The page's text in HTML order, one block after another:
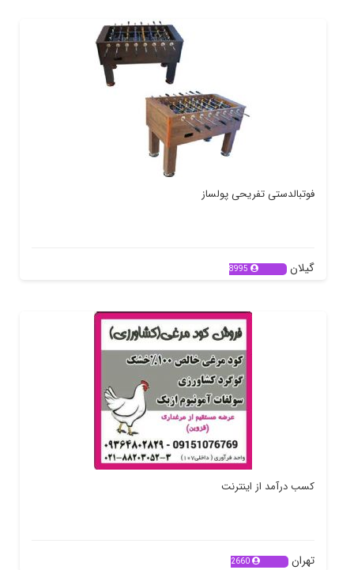
فوتبالدستی تفریحی پولساز
گیلان 8995
کسب درآمد از اینترنت
تهران 2660